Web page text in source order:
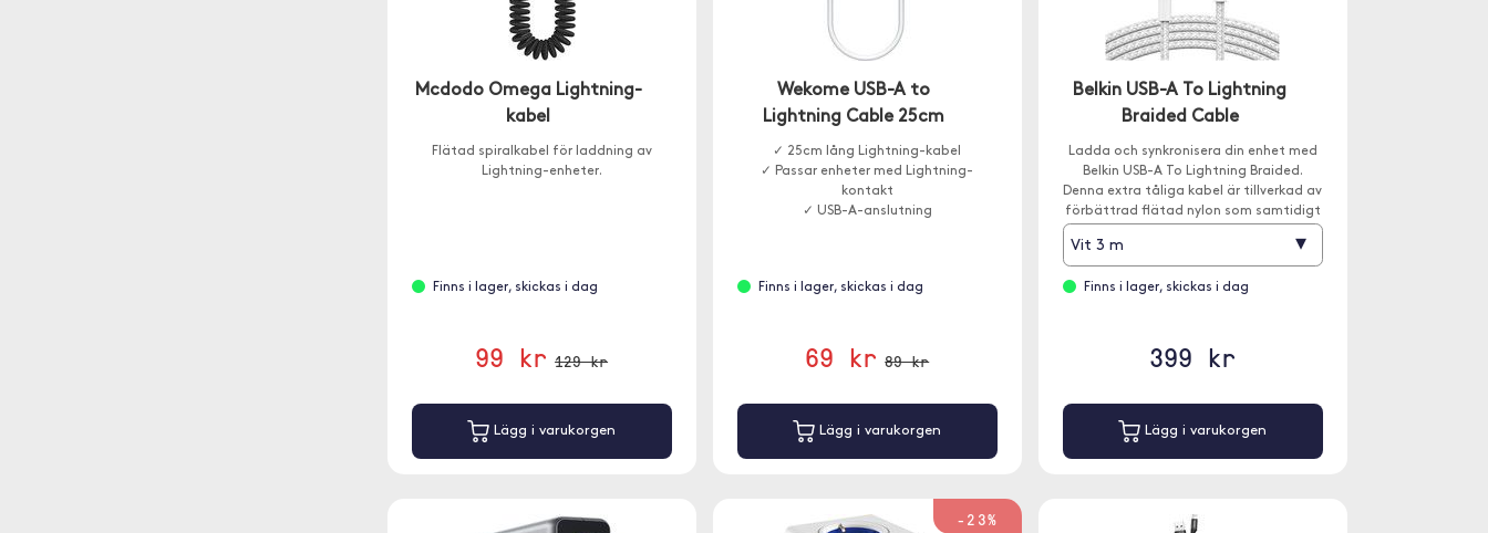
Mcdodo Omega Lightning-
kabel
Flätad spiralkabel för laddning av
Lightning-enheter.
Finns i lager, skickas i dag
99 kr 129 kr
Lägg i varukorgen
Wekome USB-A to
Lightning Cable 25cm
✓ 25cm lång Lightning-kabel
✓ Passar enheter med Lightning-
kontakt
✓ USB-A-anslutning
Finns i lager, skickas i dag
69 kr 89 kr
Lägg i varukorgen
Belkin USB-A To Lightning
Braided Cable
Ladda och synkronisera din enhet med
Belkin USB-A To Lightning Braided.
Denna extra tåliga kabel är tillverkad av
förbättrad flätad nylon som samtidigt
ger en förstklassig look och känsla som
kompletterar dina enheter.
Vit 3 m ▾
Finns i lager, skickas i dag
399 kr
Lägg i varukorgen
-23%